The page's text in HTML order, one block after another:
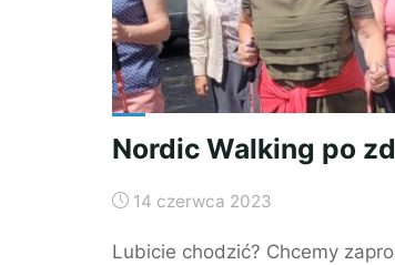
Nordic Walking po
14 czerwca 2023
Lubicie chodzić? Chcemy